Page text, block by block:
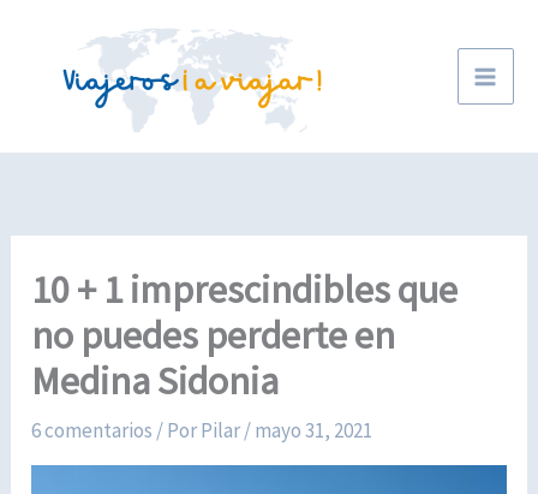
contenido
10 + 1 imprescindibles que
no puedes perderte en
Medina Sidonia
6 comentarios / PorPilar/mayo 31, 2021